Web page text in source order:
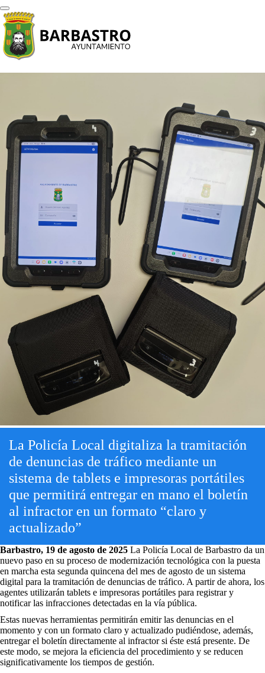
La Policía Local digitaliza la tramitación
de denuncias de tráfico mediante un
sistema de tablets e impresoras portátiles
que permitirá entregar en mano el boletín
al infractor en un formato “claro y
actualizado”
Barbastro, 19 de agosto de 2025 La Policía Local de Barbastro da un
nuevo paso en su proceso de modernización tecnológica con la puesta
en marcha esta segunda quincena del mes de agosto de un sistema
digital para la tramitación de denuncias de tráfico. A partir de ahora, los
agentes utilizarán tablets e impresoras portátiles para registrar y
notificar las infracciones detectadas en la vía pública.
Estas nuevas herramientas permitirán emitir las denuncias en el
momento y con un formato claro y actualizado pudiéndose, además,
entregar el boletín directamente al infractor si éste está presente. De
este modo, se mejora la eficiencia del procedimiento y se reducen
significativamente los tiempos de gestión.